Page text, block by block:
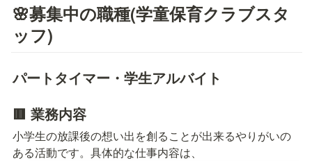
🌸募集中の職種(学童保育クラブスタ
ッフ)
パートタイマー・学生アルバイト
🟥 業務内容
小学生の放課後の想い出を創ることが出来るやりがいの
ある活動です。具体的な仕事内容は、